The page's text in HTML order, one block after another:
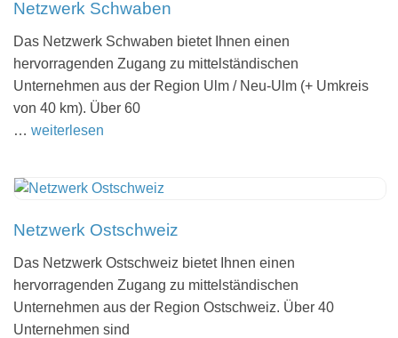
Netzwerk Schwaben
Das Netz­werk Schwa­ben bietet Ihnen einen
hervor­ra­gen­den Zugang zu mittel­stän­di­schen
Unter­neh­men aus der Region Ulm / Neu-Ulm (+ Umkreis
von 40 km). Über 60
… weiterlesen
Netzwerk Ostschweiz
Das Netz­werk Ostschweiz bietet Ihnen einen
hervor­ra­gen­den Zugang zu mittel­stän­di­schen
Unter­neh­men aus der Region Ostschweiz. Über 40
Unter­nehmen sind